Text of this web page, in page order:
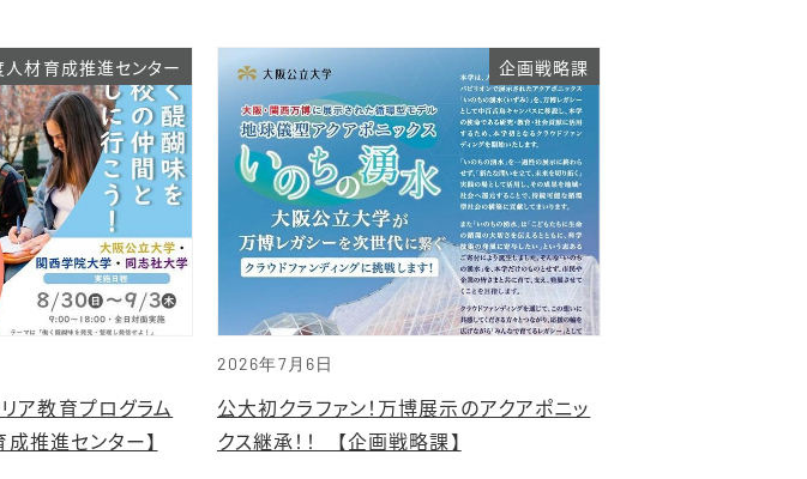
人材育成推進センター
ア教育プログラム
成推進センター】
2026年7月6日
企画戦略課
公大初クラファン！万博展示のアクアポニッ
クス継承！！ 【企画戦略課】